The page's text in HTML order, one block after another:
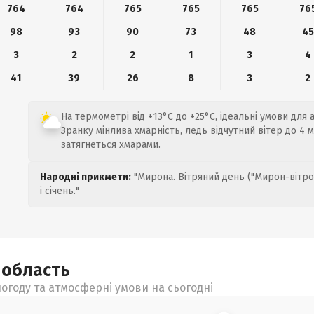
764 764 765 765 765
98
93 90 73 48
45
3
2 2 1 3
4
41
39 26 8 3 2
На термометрі від +13°C до +25°C, ідеальні умови для
Зранку мінлива хмарність, ледь відчутний вітер до 4
затягнеться хмарами.
Народні прикмети: "Мирона. Вітряний день ("Мирон-
і січень."
область
та атмосферні умови на сьогодні